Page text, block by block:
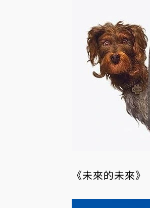
《未來的未來》